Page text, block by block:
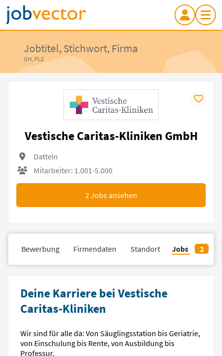
Jobtitel, Stichwort, Firma
Ort, PLZ
Vestische Caritas-Kliniken GmbH
Datteln
Mitarbeiter: 1.001-5.000
2 Jobs ansehen
Bewerbung Firmendaten Standort Jobs 2
Deine Karriere bei Vestische
Caritas-Kliniken
Wir sind für alle da: Von Säuglingsstation bis Geriatrie,
von Einschulung bis Rente, von Ausbildung bis
Professur.